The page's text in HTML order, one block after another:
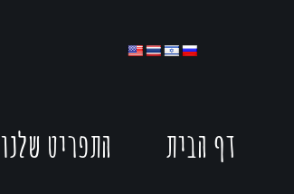
דף הבית התפריט שלנו